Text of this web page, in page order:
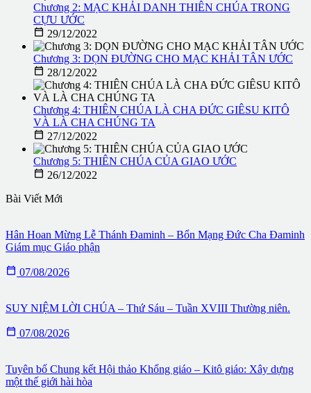
Chương 2: MẠC KHẢI DANH THIÊN CHÚA TRONG
CỰU ƯỚC
 29/12/2022
Chương 3: DỌN ĐƯỜNG CHO MẠC KHẢI TÂN ƯỚC
 28/12/2022
Chương 4: THIÊN CHÚA LÀ CHA ĐỨC GIÊSU KITÔ
VÀ LÀ CHA CHÚNG TA
 27/12/2022
Chương 5: THIÊN CHÚA CỦA GIAO ƯỚC
 26/12/2022
Bài Viết Mới
Hân Hoan Mừng Lễ Thánh Đaminh – Bổn Mạng Đức Cha Đaminh
Giám mục Giáo phận
 07/08/2026
SUY NIỆM LỜI CHÚA – Thứ Sáu – Tuần XVIII Thường niên.
 07/08/2026
Tuyên bố Chung kết Hội thảo Khổng giáo – Kitô giáo: Xây dựng
một thế giới hài hòa